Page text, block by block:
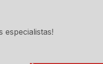
especialistas!